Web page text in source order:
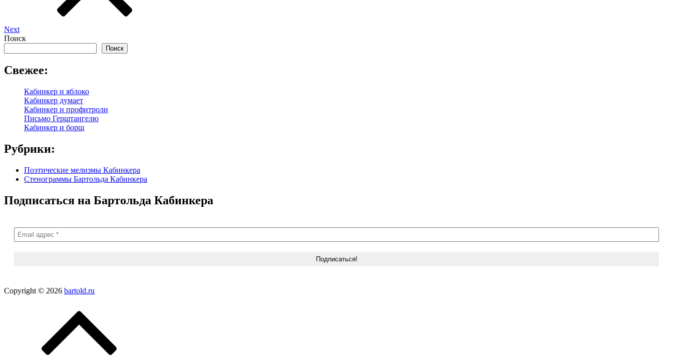
Next
Поиск
Поиск
Свежее:
Кабинкер и яблоко
Кабинкер думает
Кабинкер и профитроли
Письмо Герштангелю
Кабинкер и борщ
Рубрики:
Поэтические мелизмы Кабинкера
Стенограммы Бартольда Кабинкера
Подписаться на Бартольда Кабинкера
Copyright © 2026 bartold.ru